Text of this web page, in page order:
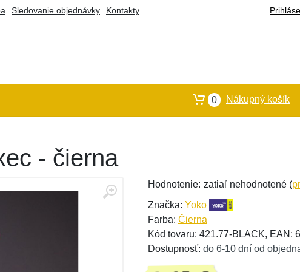
Sledovanie objednávky Kontakty
0 Nákupný košík
- čierna
Hodnotenie: zatiaľ nehodnotené (
Značka: Yoko
Farba: Čierna
Kód tovaru: 421.77-BLACK, EAN:
Dostupnosť: do 6-10 dní od